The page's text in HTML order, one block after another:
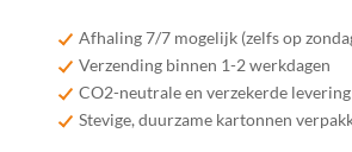
37,5
aantal
Afhaling 7/7 mogelijk (zelfs op
Verzending binnen 1-2 werkdagen
CO2-neutrale en verzekerde levering
Stevige, duurzame kartonnen